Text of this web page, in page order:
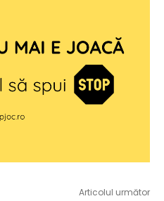
Articolul următor